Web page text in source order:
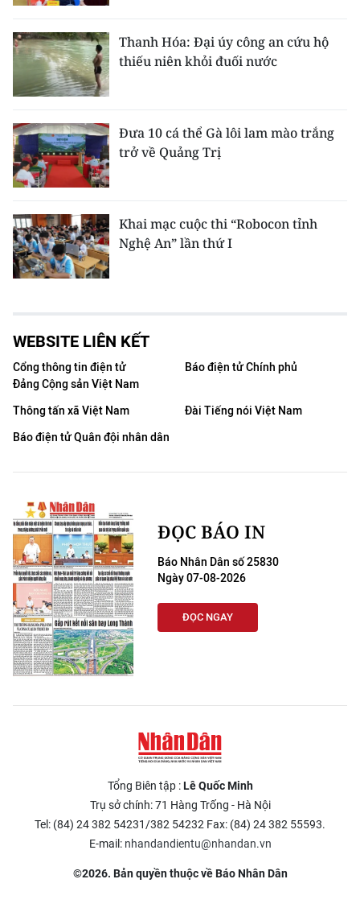
Thanh Hóa: Đại úy công an cứu hộ
thiếu niên khỏi đuối nước
Đưa 10 cá thể Gà lôi lam mào trắng
trở về Quảng Trị
Khai mạc cuộc thi “Robocon tỉnh
Nghệ An” lần thứ I
WEBSITE LIÊN KẾT
Cổng thông tin điện tử
Đảng Cộng sản Việt Nam
Báo điện tử Chính phủ
Thông tấn xã Việt Nam
Đài Tiếng nói Việt Nam
Báo điện tử Quân đội nhân dân
ĐỌC BÁO IN
Báo Nhân Dân số 25830
Ngày 07-08-2026
ĐỌC NGAY
Tổng Biên tập :Lê Quốc Minh
Trụ sở chính: 71 Hàng Trống - Hà Nội
Tel: (84) 24 382 54231/382 54232 Fax: (84) 24 382 55593.
E-mail: nhandandientu@nhandan.vn
©2026. Bản quyền thuộc về Báo Nhân Dân